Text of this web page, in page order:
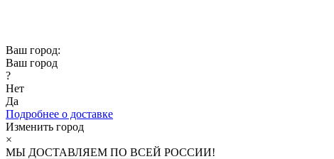
Ваш город:
Ваш город
?
Нет
Да
Подробнее о доставке
Изменить город
×
МЫ ДОСТАВЛЯЕМ ПО ВСЕЙ РОССИИ!